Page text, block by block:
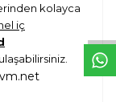
kolayca
iç